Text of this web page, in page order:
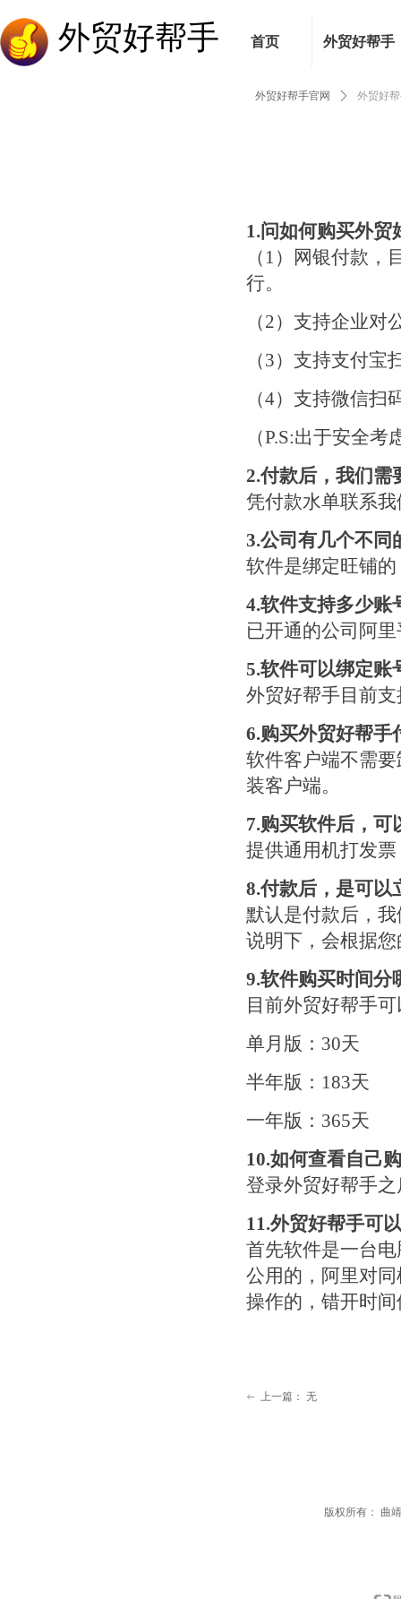
外贸好帮手 首页 外贸好帮手
外贸好帮手官网 ꄲ 外贸好
1.问如何购买外贸
（1）网银付款
行。
（2）支持企业对
（3）支持支付宝
（4）支持微信扫
（P.S:出于安全
2.付款后，我们需
凭付款水单联系
3.公司有几个不同
软件是绑定旺铺
4.软件支持多少账
已开通的公司阿
5.软件可以绑定账
外贸好帮手目前
6.购买外贸好帮手
软件客户端不需
装客户端。
7.购买软件后，可
提供通用机打发
8.付款后，是可以
默认是付款后，
说明下，会根据
9.软件购买时间分
目前外贸好帮手
单月版：30天
半年版：183天
一年版：365天
10.如何查看自己
登录外贸好帮手
11.外贸好帮手可
首先软件是一台
公用的，阿里对
操作的，错开时
ꂃ 上一篇： 无
版权所有： 曲